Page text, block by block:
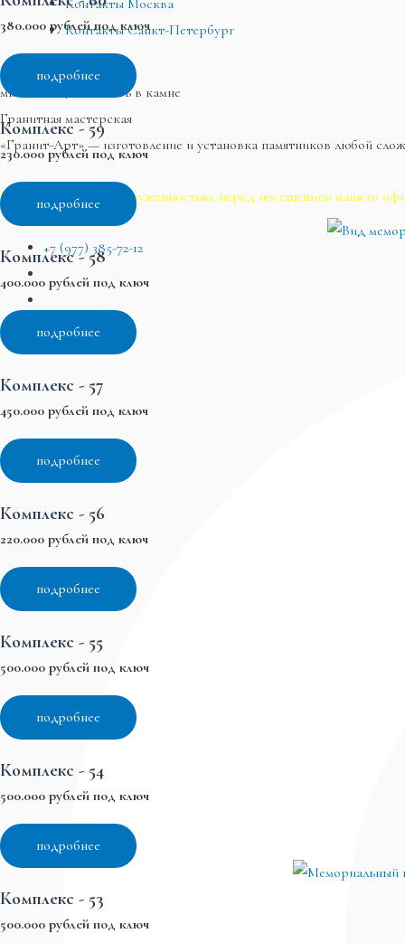
Контакты Санкт-Петербург
Гранит-Арт
мы воплощаем память в камне
Гранитная мастерская
«Гранит-Арт» — изготовление и установка памятников любой
В связи с большой загруженностью, перед посещением нашего
+7 (977) 385-72-12
380.000 рублей под ключ
подробнее
Комплекс - 59
230.000 рублей под ключ
подробнее
Комплекс - 58
400.000 рублей под ключ
подробнее
Комплекс - 57
450.000 рублей под ключ
подробнее
Комплекс - 56
220.000 рублей под ключ
подробнее
Комплекс - 55
500.000 рублей под ключ
подробнее
Комплекс - 54
500.000 рублей под ключ
подробнее
Комплекс - 53
500.000 рублей под ключ